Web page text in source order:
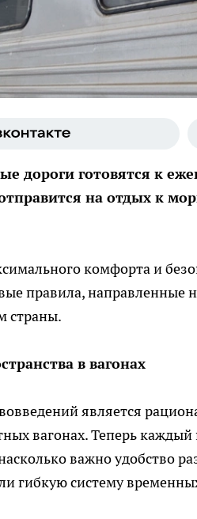
дороги готовятся к
на отдых к
комфорта и
правила, направленные
страны.
в вагонах
является
вагонах. Теперь
важно удобство
гибкую систему